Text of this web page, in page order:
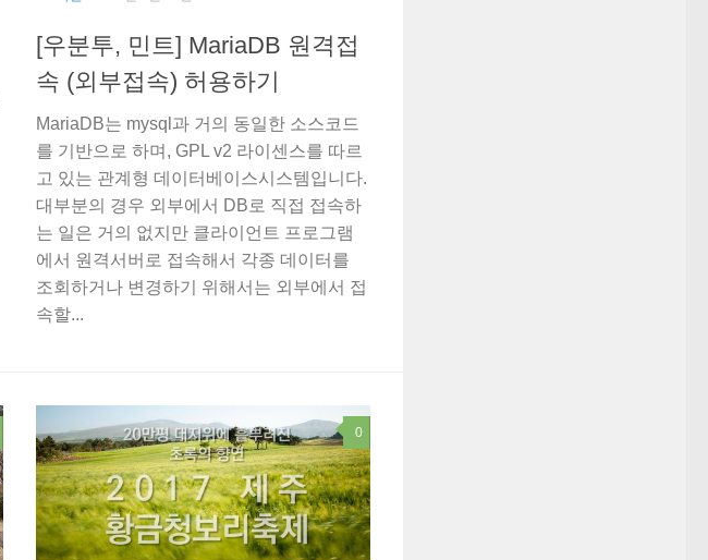
[우분투, 민트] MariaDB 원격접
속 (외부접속) 허용하기
MariaDB는 mysql과 거의 동일한 소스코드
를 기반으로 하며, GPL v2 라이센스를 따르
고 있는 관계형 데이터베이스시스템입니다.
대부분의 경우 외부에서 DB로 직접 접속하
는 일은 거의 없지만 클라이언트 프로그램
에서 원격서버로 접속해서 각종 데이터를
조회하거나 변경하기 위해서는 외부에서 접
속할...
0